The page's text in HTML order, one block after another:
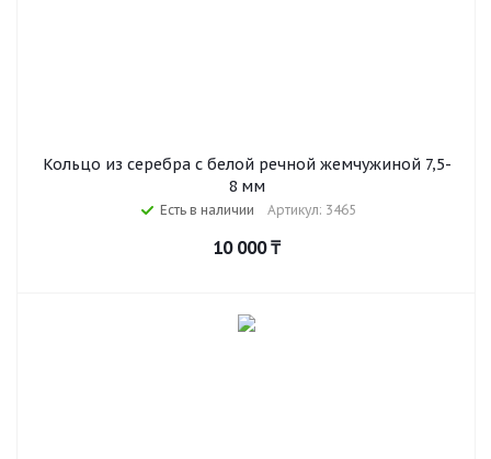
Кольцо из серебра с белой речной жемчужиной 7,5-
8 мм
Есть в наличии Артикул: 3465
10 000₸